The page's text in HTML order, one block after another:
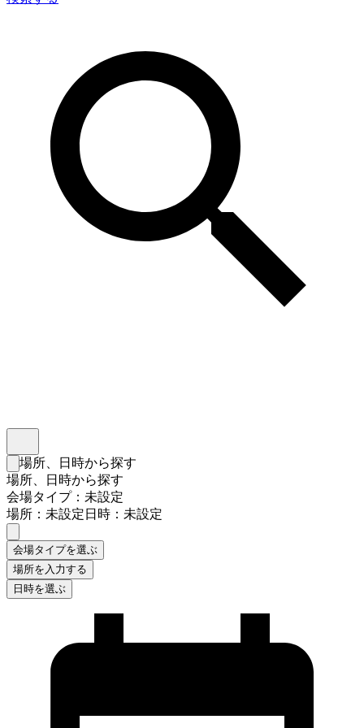
検索フォームを閉じる
場所、日時から探す
場所、日時から探す
会場タイプ：未設定
場所：未設定日時：未設定
会場タイプを選ぶ
場所を入力する
日時を選ぶ